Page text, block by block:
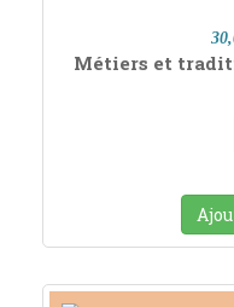
Métiers et